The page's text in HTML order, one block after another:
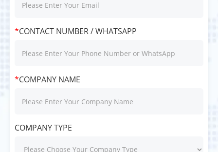
*CONTACT NUMBER / WHATSAPP
*COMPANY NAME
COMPANY TYPE